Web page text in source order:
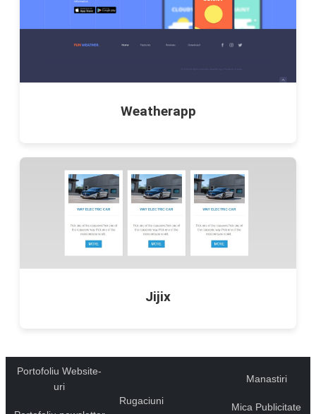
Weatherapp
Jijix
Portofoliu Website-
uri
Rugaciuni
Manastiri
Mica Publicitate